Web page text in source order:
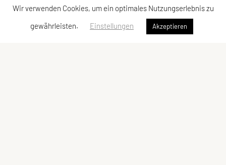
Wir verwenden Cookies, um ein optimales Nutzungserlebnis zu
gewährleisten.
Einstellungen Akzeptieren